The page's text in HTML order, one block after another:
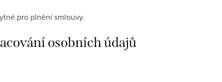
pro plnění smlouvy.
osobních údajů